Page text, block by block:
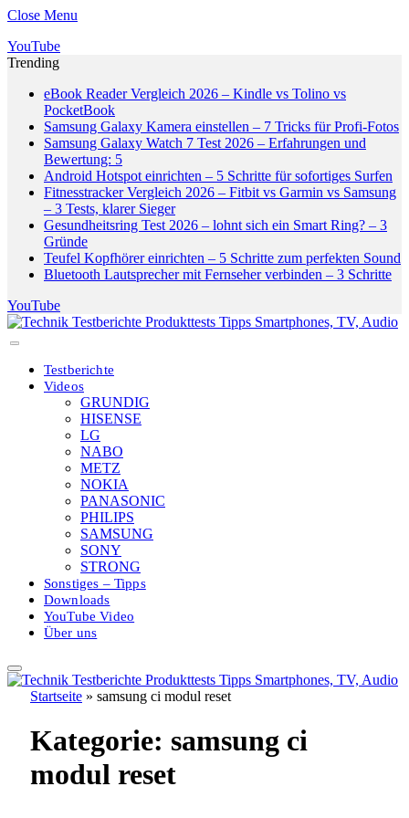
Close Menu
YouTube
Trending
eBook Reader Vergleich 2026 – Kindle vs Tolino vs
PocketBook
Samsung Galaxy Kamera einstellen – 7 Tricks für Profi-Fotos
Samsung Galaxy Watch 7 Test 2026 – Erfahrungen und
Bewertung: 5
Android Hotspot einrichten – 5 Schritte für sofortiges Surfen
Fitnesstracker Vergleich 2026 – Fitbit vs Garmin vs Samsung
– 3 Tests, klarer Sieger
Gesundheitsring Test 2026 – lohnt sich ein Smart Ring? – 3
Gründe
Teufel Kopfhörer einrichten – 5 Schritte zum perfekten Sound
Bluetooth Lautsprecher mit Fernseher verbinden – 3 Schritte
YouTube
Testberichte
Videos
GRUNDIG
HISENSE
LG
NABO
METZ
NOKIA
PANASONIC
PHILIPS
SAMSUNG
SONY
STRONG
Sonstiges – Tipps
Downloads
YouTube Video
Über uns
Startseite » samsung ci modul reset
Kategorie: samsung ci
modul reset